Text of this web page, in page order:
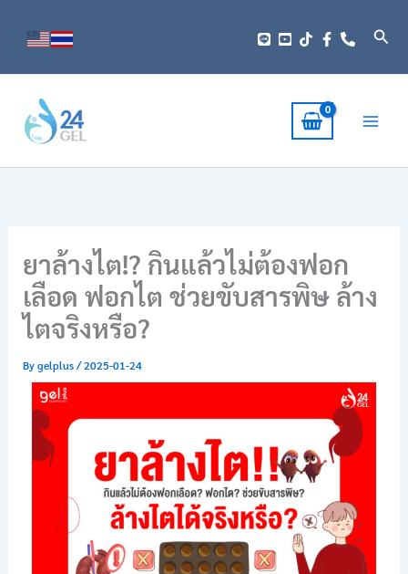
ยาล้างไต!? กินแล้วไม่ต้องฟอก
เลือด ฟอกไต ช่วยขับสารพิษ ล้าง
ไตจริงหรือ?
Bygelplus/2025-01-24